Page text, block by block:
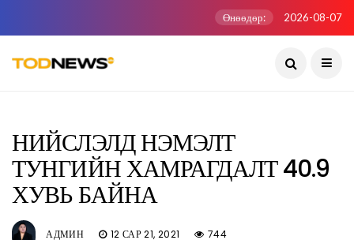
Өнөөдөр: 2026-08-07
НИЙСЛЭЛД НЭМЭЛТ
ТУНГИЙН ХАМРАГДАЛТ 40.9
ХУВЬ БАЙНА
АДМИН 12 САР 21, 2021 744